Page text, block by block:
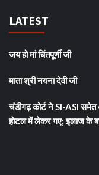
LATEST
जय हो मां चिंतपूर्णी जी
माता श्री नयना देवी जी
चंडीगढ़ कोर्ट ने SI-ASI
हाेटल में लेकर गए; इलाज के